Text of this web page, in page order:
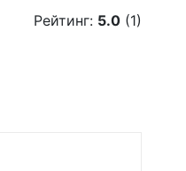
Рейтинг: 5.0 (1)